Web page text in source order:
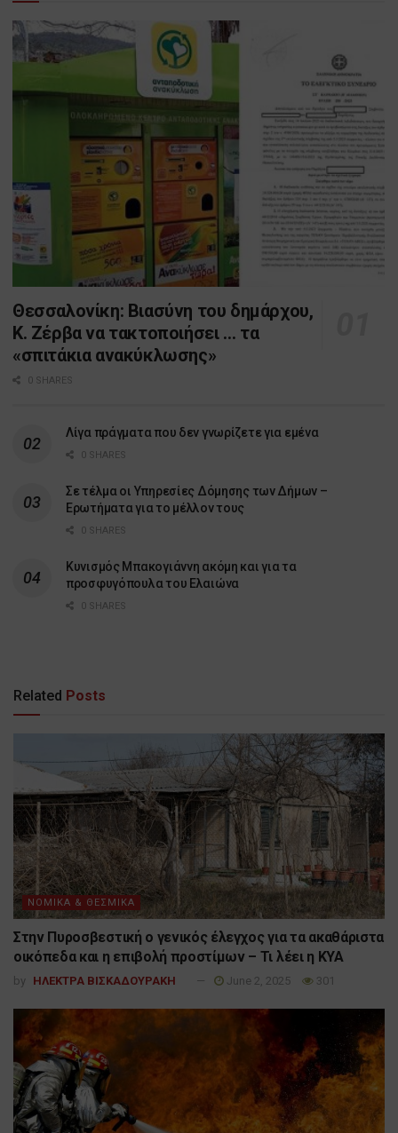
Θεσσαλονίκη: Βιασύνη του δημάρχου,
Κ. Ζέρβα να τακτοποιήσει … τα
«σπιτάκια ανακύκλωσης»
0 SHARES
Λίγα πράγματα που δεν γνωρίζετε για εμένα
0 SHARES
Σε τέλμα οι Υπηρεσίες Δόμησης των Δήμων –
Ερωτήματα για το μέλλον τους
0 SHARES
Κυνισμός Μπακογιάννη ακόμη και για τα
προσφυγόπουλα του Ελαιώνα
0 SHARES
Related Posts
ΝΟΜΙΚΑ & ΘΕΣΜΙΚΑ
Στην Πυροσβεστική ο γενικός έλεγχος για τα ακαθάριστα
οικόπεδα και η επιβολή προστίμων – Τι λέει η ΚΥΑ
by ΗΛΕΚΤΡΑ ΒΙΣΚΑΔΟΥΡΑΚΗ June 2, 2025 301